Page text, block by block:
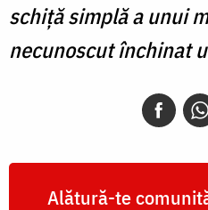
schiță simplă a unui
necunoscut închinat
Alătură-te